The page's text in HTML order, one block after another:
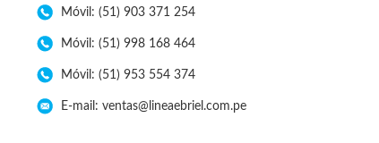
Móvil: (51) 903 371 254
Móvil: (51) 998 168 464
Móvil: (51) 953 554 374
E-mail: ventas@lineaebriel.com.pe